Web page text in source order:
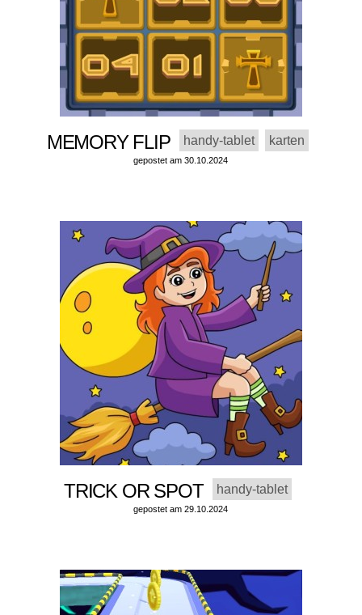
MEMORY FLIP handy-tablet karten
gepostet am 30.10.2024
TRICK OR SPOT handy-tablet
gepostet am 29.10.2024